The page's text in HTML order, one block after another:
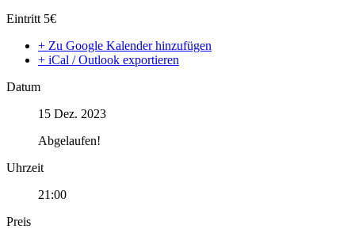
Eintritt 5€
+ Zu Google Kalender hinzufügen
+ iCal / Outlook exportieren
Datum
15 Dez. 2023
Abgelaufen!
Uhrzeit
21:00
Preis